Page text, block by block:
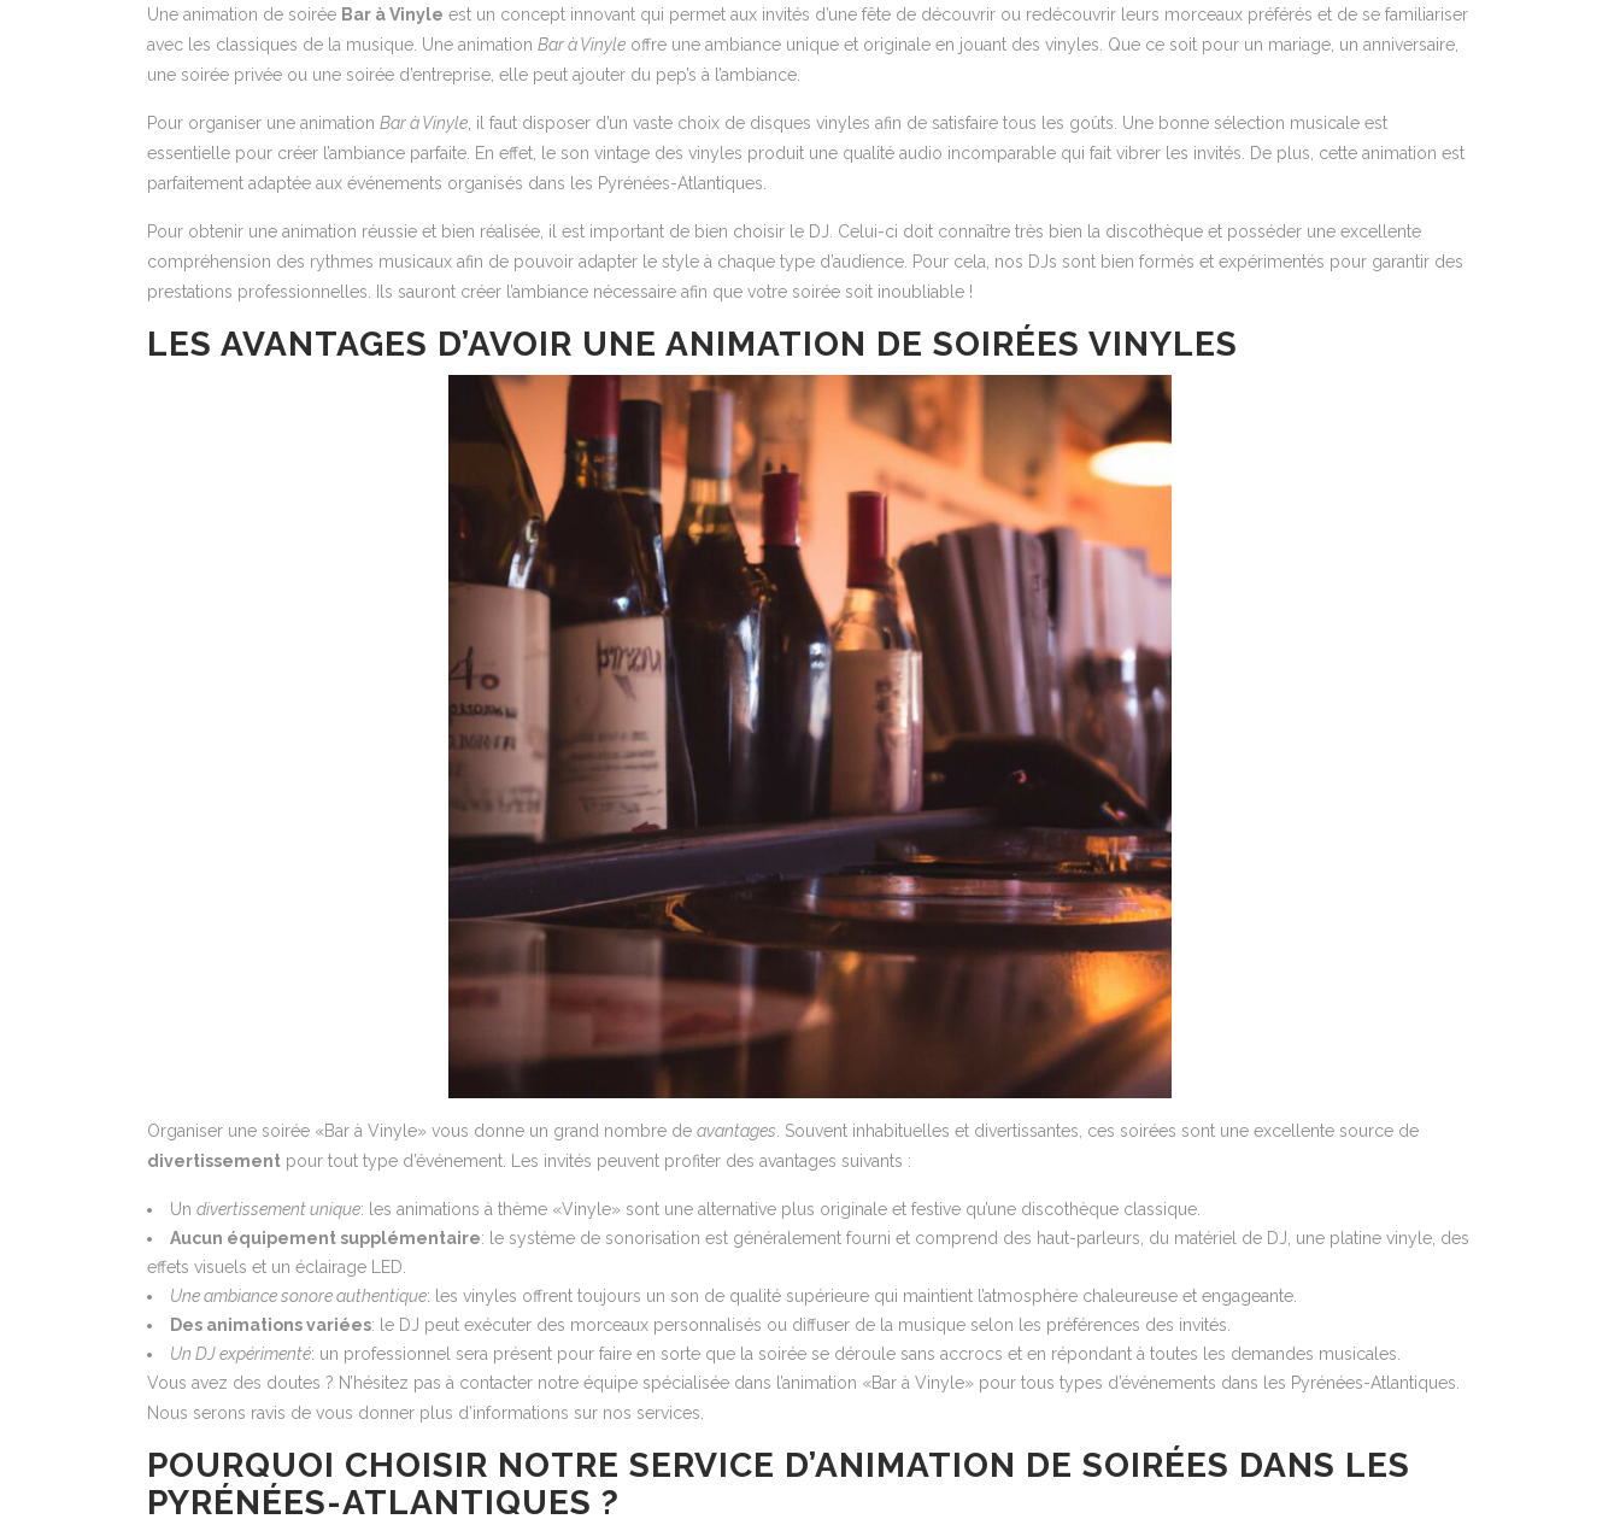
Une animation de soirée Bar à Vinyle est un concept innovant qui permet aux invités d’une fête de découvrir ou redécouvrir leurs morceaux préférés et de se familiariser
avec les classiques de la musique. Une animation Bar à Vinyle offre une ambiance unique et originale en jouant des vinyles. Que ce soit pour un mariage, un anniversaire,
une soirée privée ou une soirée d’entreprise, elle peut ajouter du pep’s à l’ambiance.
Pour organiser une animation Bar à Vinyle , il faut disposer d’un vaste choix de disques vinyles afin de satisfaire tous les goûts. Une bonne sélection musicale est
essentielle pour créer l’ambiance parfaite. En effet, le son vintage des vinyles produit une qualité audio incomparable qui fait vibrer les invités. De plus, cette animation est
parfaitement adaptée aux événements organisés dans les Pyrénées-Atlantiques.
Pour obtenir une animation réussie et bien réalisée, il est important de bien choisir le DJ. Celui-ci doit connaître très bien la discothèque et posséder une excellente
compréhension des rythmes musicaux afin de pouvoir adapter le style à chaque type d’audience. Pour cela, nos DJs sont bien formés et expérimentés pour garantir des
prestations professionnelles. Ils sauront créer l’ambiance nécessaire afin que votre soirée soit inoubliable !
LES AVANTAGES D’AVOIR UNE ANIMATION DE SOIRÉES VINYLES
Organiser une soirée «Bar à Vinyle» vous donne un grand nombre de avantages . Souvent inhabituelles et divertissantes, ces soirées sont une excellente source de
divertissement pour tout type d’événement. Les invités peuvent profiter des avantages suivants :
Un divertissement unique: les animations à thème «Vinyle» sont une alternative plus originale et festive qu’une discothèque classique.
Aucun équipement supplémentaire: le système de sonorisation est généralement fourni et comprend des haut-parleurs, du matériel de DJ, une platine vinyle, des
effets visuels et un éclairage LED.
Une ambiance sonore authentique: les vinyles offrent toujours un son de qualité supérieure qui maintient l’atmosphère chaleureuse et engageante.
Des animations variées: le DJ peut exécuter des morceaux personnalisés ou diffuser de la musique selon les préférences des invités.
Un DJ expérimenté: un professionnel sera présent pour faire en sorte que la soirée se déroule sans accrocs et en répondant à toutes les demandes musicales.
Vous avez des doutes ? N’hésitez pas à contacter notre équipe spécialisée dans l’animation «Bar à Vinyle» pour tous types d’événements dans les Pyrénées-Atlantiques.
Nous serons ravis de vous donner plus d’informations sur nos services.
POURQUOI CHOISIR NOTRE SERVICE D’ANIMATION DE SOIRÉES DANS LES
PYRÉNÉES-ATLANTIQUES ?